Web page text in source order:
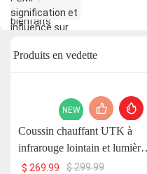
Produits en vedette
NEW
Coussin chauffant UTK à
infrarouge lointain et lumière
rouge avec pierre de jade et
$ 269.99 $299.99